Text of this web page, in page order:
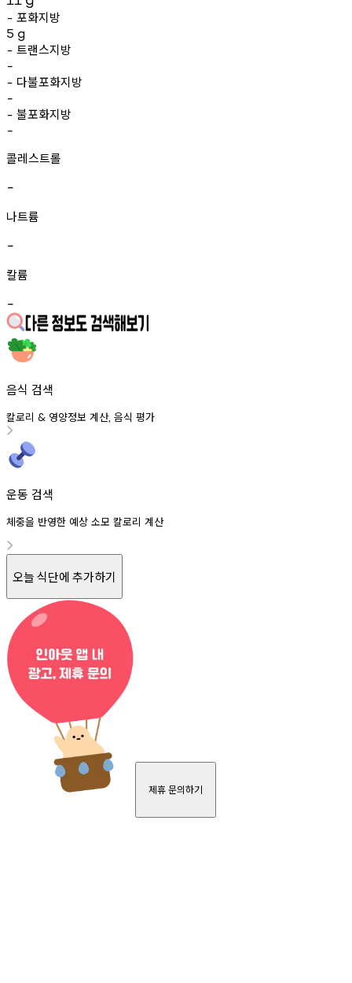
- 포화지방
5 g
- 트랜스지방
-
- 다불포화지방
-
- 불포화지방
-
콜레스트롤
-
나트륨
-
칼륨
-
음식 검색
칼로리 & 영양정보 계산, 음식 평가
운동 검색
체중을 반영한 예상 소모 칼로리 계산
오늘 식단에 추가하기
제휴 문의하기